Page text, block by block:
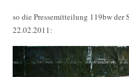
so die Pressemitteilung 119bw der
22.02.2011: